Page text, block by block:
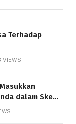
Terhadap
VIEWS
dalam Skema